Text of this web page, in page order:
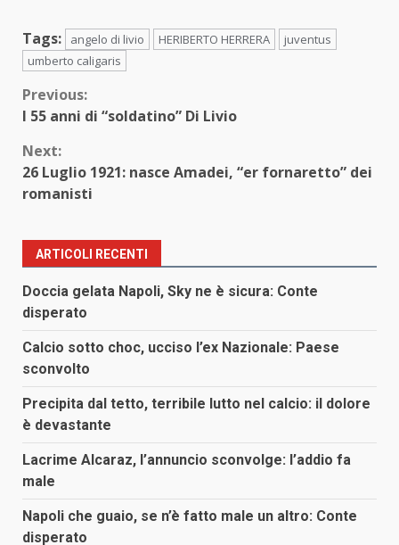
Tags: angelo di livio HERIBERTO HERRERA
juventus
umberto caligaris
Continue
Previous:
I 55 anni di “soldatino” Di Livio
Next:
26 Luglio 1921: nasce Amadei, “er fornaretto” dei
romanisti
ARTICOLI RECENTI
Doccia gelata Napoli, Sky ne è sicura: Conte
disperato
Calcio sotto choc, ucciso l’ex Nazionale: Paese
sconvolto
Precipita dal tetto, terribile lutto nel calcio: il dolore
è devastante
Lacrime Alcaraz, l’annuncio sconvolge: l’addio fa
male
Napoli che guaio, se n’è fatto male un altro: Conte
disperato